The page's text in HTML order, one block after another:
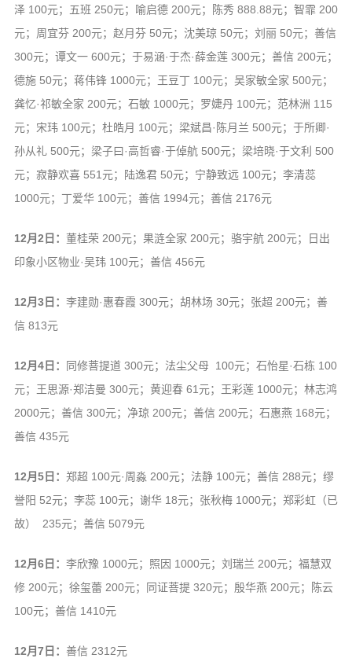
泽 100元；五班 250元；喻启德 200元；陈秀 888.88元；智霏 200
元；周宜芬 200元；赵月芬 50元；沈美琼 50元；刘丽 50元；善信
300元；谭文一 600元；于易涵·于杰·薛金莲 300元；善信 200元；
德施 50元；蒋伟锋 1000元；王豆丁 100元；吴家敏全家 500元；
龚忆·祁敏全家 200元；石敏 1000元；罗婕丹 100元；范林洲 115
元；宋玮 100元；杜皓月 100元；梁斌昌·陈月兰 500元；于所卿·
孙从礼 500元；梁子曰·高哲睿·于倬航 500元；梁培晓·于文利 500
元；寂静欢喜 551元；陆逸君 50元；宁静致远 100元；李清蕊
1000元；丁爱华 100元；善信 1994元；善信 2176元
12月2日： 董桂荣 200元；果涟全家 200元；骆宇航 200元；日出
印象小区物业·吴玮 100元；善信 456元
12月3日： 李建勋·惠春霞 300元；胡林场 30元；张超 200元；善
信 813元
12月4日：
同修菩提道 300元；法尘父母 100元；石怡星·石栋 100
元；王思源·郑洁曼 300元；黄迎春 61元；王彩莲 1000元；林志鸿
2000元；善信 300元；净琼 200元；善信 200元；石惠燕 168元；
善信 435元
12月5日： 郑超 100元·周淼 200元；法静 100元；善信 288元；缪
誉阳 52元；李蕊 100元；谢华 18元；张秋梅 1000元；郑彩虹（已
故） 235元；善信 5079元
12月6日： 李欣豫 1000元；照因 1000元；刘瑞兰 200元；福慧双
修 200元；徐玺蕾 200元；同证菩提 320元；殷华燕 200元；陈云
100元；善信 1410元
12月7日： 善信 2312元